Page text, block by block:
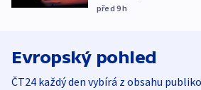
před 9h
Evropský pohled
ČT24 každý den vybírá z obsahu